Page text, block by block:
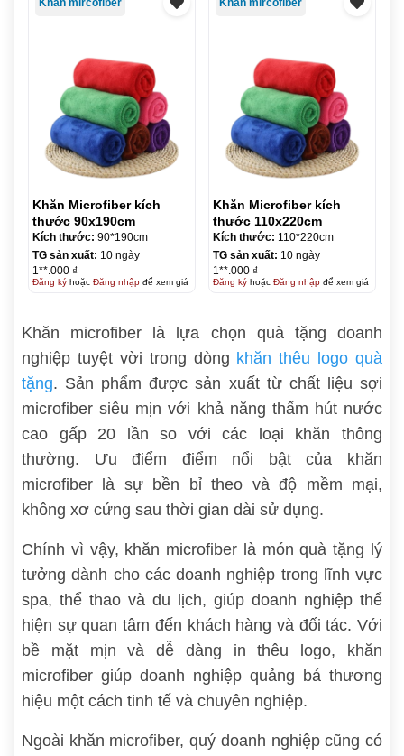
Khăn mircofiber
Khăn Microfiber kích
thước 90x190cm
Kích thước: 90*190cm
TG sản xuất: 10 ngày
1**.000 ₫
Đăng kýhoặc Đăng nhậpđể xem giá
Khăn mircofiber
Khăn Microfiber kích
thước 110x220cm
Kích thước: 110*220cm
TG sản xuất: 10 ngày
1**.000 ₫
Đăng kýhoặc Đăng nhậpđể xem giá
Khăn microfiber là lựa chọn quà tặng doanh
nghiệp tuyệt vời trong dòng khăn thêu logo quà
tặng. Sản phẩm được sản xuất từ chất liệu sợi
microfiber siêu mịn với khả năng thấm hút nước
cao gấp 20 lần so với các loại khăn thông
thường. Ưu điểm điểm nổi bật của khăn
microfiber là sự bền bỉ theo và độ mềm mại,
không xơ cứng sau thời gian dài sử dụng.
Chính vì vậy, khăn microfiber là món quà tặng lý
tưởng dành cho các doanh nghiệp trong lĩnh vực
spa, thể thao và du lịch, giúp doanh nghiệp thể
hiện sự quan tâm đến khách hàng và đối tác. Với
bề mặt mịn và dễ dàng in thêu logo, khăn
microfiber giúp doanh nghiệp quảng bá thương
hiệu một cách tinh tế và chuyên nghiệp.
Ngoài khăn microfiber, quý doanh nghiệp cũng có